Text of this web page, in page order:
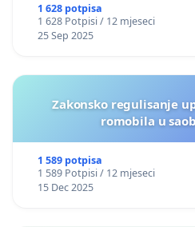
1 628 potpisa
1 628 Potpisi / 12 mjeseci
25 Sep 2025
Zakonsko regulisanje
romobila u
1 589 potpisa
1 589 Potpisi / 12 mjeseci
15 Dec 2025